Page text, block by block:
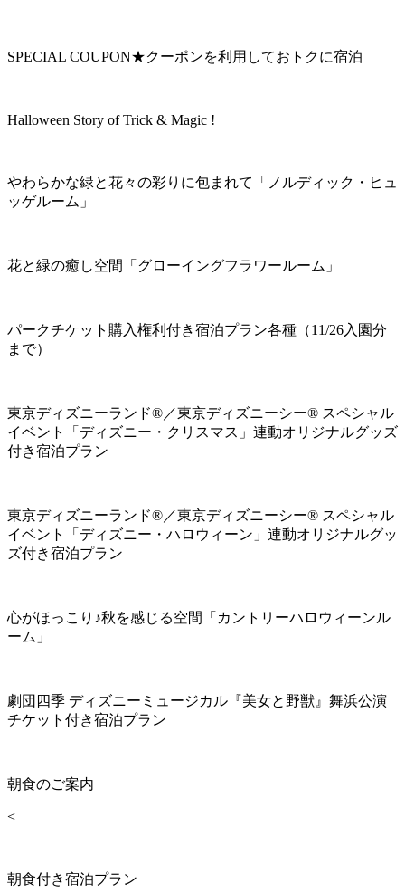
SPECIAL COUPON★クーポンを利用しておトクに宿泊
Halloween Story of Trick & Magic !
やわらかな緑と花々の彩りに包まれて「ノルディック・ヒュ
ッゲルーム」
花と緑の癒し空間「グローイングフラワールーム」
パークチケット購入権利付き宿泊プラン各種（11/26入園分
まで）
東京ディズニーランド®／東京ディズニーシー® スペシャル
イベント「ディズニー・クリスマス」連動オリジナルグッズ
付き宿泊プラン
東京ディズニーランド®／東京ディズニーシー® スペシャル
イベント「ディズニー・ハロウィーン」連動オリジナルグッ
ズ付き宿泊プラン
心がほっこり♪秋を感じる空間「カントリーハロウィーンル
ーム」
劇団四季 ディズニーミュージカル『美女と野獣』舞浜公演
チケット付き宿泊プラン
朝食のご案内
<
朝食付き宿泊プラン